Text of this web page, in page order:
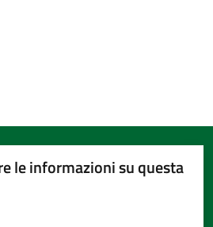
le informazioni su questa